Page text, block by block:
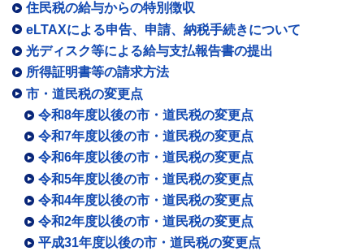
住民税の給与からの特別徴収
eLTAXによる申告、申請、納税手続きについて
光ディスク等による給与支払報告書の提出
所得証明書等の請求方法
市・道民税の変更点
令和8年度以後の市・道民税の変更点
令和7年度以後の市・道民税の変更点
令和6年度以後の市・道民税の変更点
令和5年度以後の市・道民税の変更点
令和4年度以後の市・道民税の変更点
令和2年度以後の市・道民税の変更点
平成31年度以後の市・道民税の変更点